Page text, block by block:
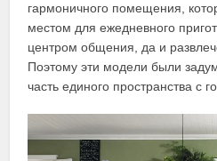
гармоничного помещения,
местом для ежедневного
центром общения, да и
Поэтому эти модели были
часть единого пространства с